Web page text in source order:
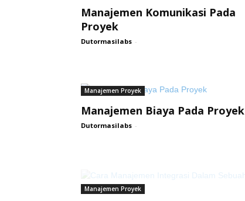
Manajemen Komunikasi Pada
Proyek
Dutormasilabs -
Manajemen Proyek
Manajemen Biaya Pada Proyek
Dutormasilabs -
Manajemen Proyek